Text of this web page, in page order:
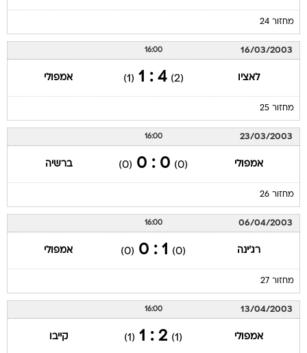
מחזור 24
16/03/2003
16:00
לאציו (2)
4 : 1
(1) אמפולי
מחזור 25
23/03/2003
16:00
אמפולי (0)
0 : 0
(0) ברשיה
מחזור 26
06/04/2003
16:00
רג'ינה (0)
1 : 0
(0) אמפולי
מחזור 27
13/04/2003
16:00
אמפולי (1)
2 : 1
(1) קייבו